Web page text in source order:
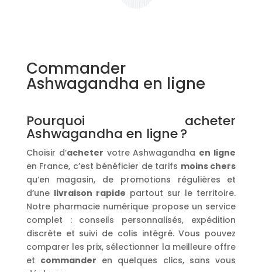
Commander
Ashwagandha en ligne
Pourquoi acheter
Ashwagandha en ligne ?
Choisir d’acheter votre Ashwagandha en ligne
en France, c’est bénéficier de tarifs moins chers
qu’en magasin, de promotions régulières et
d’une livraison rapide partout sur le territoire.
Notre pharmacie numérique propose un service
complet : conseils personnalisés, expédition
discrète et suivi de colis intégré. Vous pouvez
comparer les prix, sélectionner la meilleure offre
et commander en quelques clics, sans vous